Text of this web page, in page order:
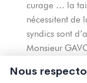
curage … la
nécessitent de
syndics sont
Monsieur
peuvent être
Nous